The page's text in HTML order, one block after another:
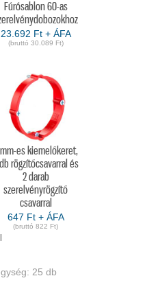
Fúrósablon 60-as
23.692 Ft + ÁFA
(bruttó 30.089 Ft)
es kiemelőkeret,
rögzítőcsavarral és
2 darab
szerelvényrögzítő
csavarral
647 Ft + ÁFA
(bruttó 822 Ft)
25 db